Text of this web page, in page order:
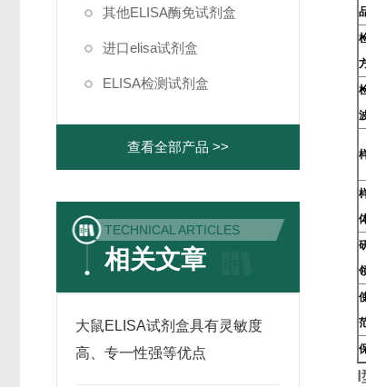
其他ELISA酶免试剂盒
进口elisa试剂盒
ELISA检测试剂盒
查看全部产品 >>
TECHNICAL ARTICLES
相关文章
大鼠ELISA试剂盒具有灵敏度
高、专一性强等优点